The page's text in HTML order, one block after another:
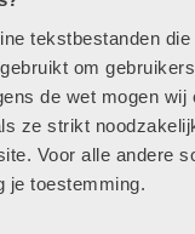
tekstbestanden
om
de wet mogen wij
ze strikt
Voor alle andere
je toestemming.
artikelen